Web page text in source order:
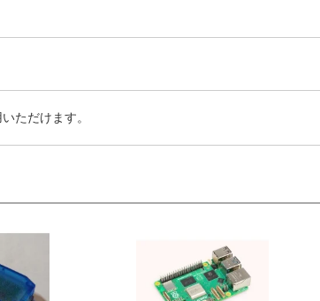
ただけます。